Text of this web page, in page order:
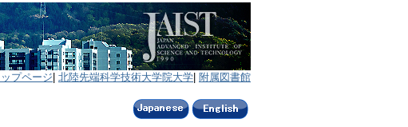
ップページ 北陸先端科学技術大学院大学 附属図書館